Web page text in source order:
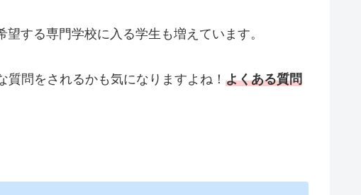
する専門学校に入る学生も増えています。
問をされるかも気になりますよね！ よくある質問